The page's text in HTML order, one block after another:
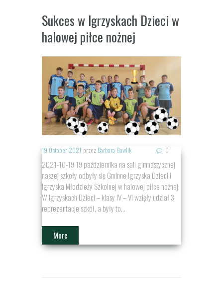
Sukces w Igrzyskach Dzieci w
halowej piłce nożnej
19 October 2021 przez Barbara Gawlik 0
2021-10-19 19 października na sali gimnastycznej
naszej szkoły odbyły się Gminne Igrzyska Dzieci i
Igrzyska Młodzieży Szkolnej w halowej piłce nożnej.
W Igrzyskach Dzieci – klasy IV – VI wzięły udział 3
reprezentacje szkół, a były to...
More